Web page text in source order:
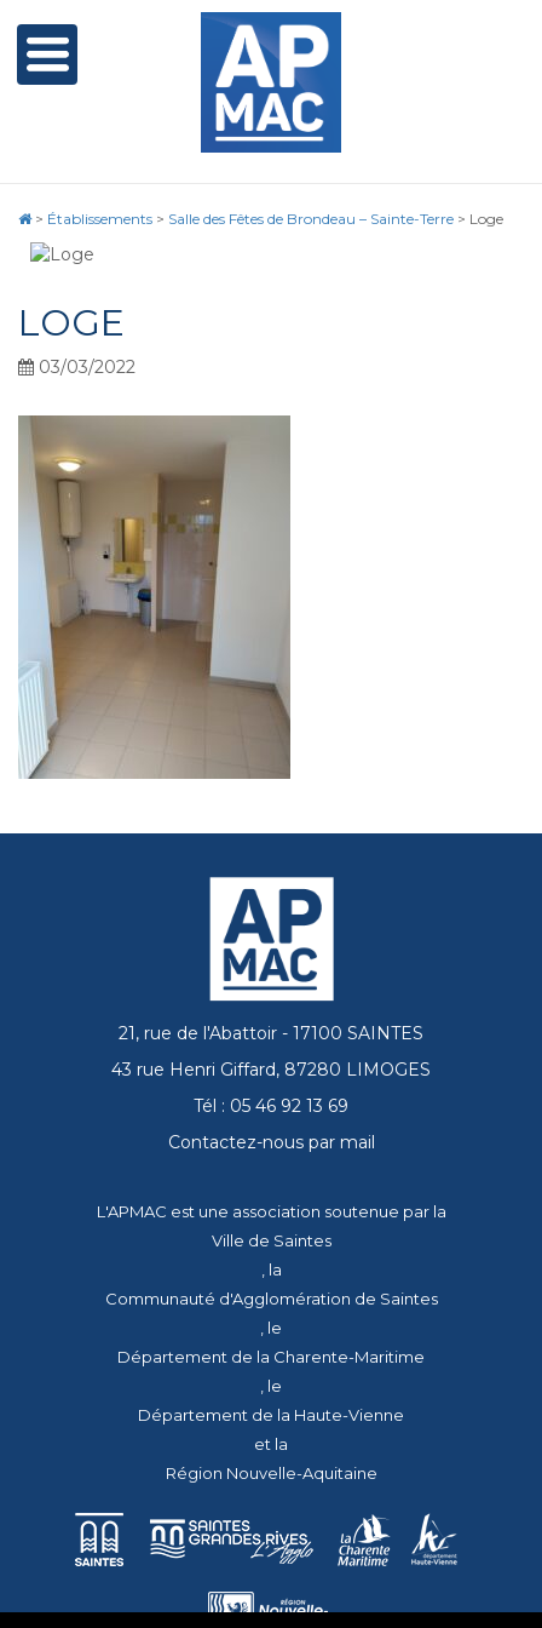
> Établissements > Salle des Fêtes de Brondeau – Sainte-Terre > Loge
LOGE
03/03/2022
21, rue de l'Abattoir - 17100 SAINTES
43 rue Henri Giffard, 87280 LIMOGES
Tél : 05 46 92 13 69
Contactez-nous par mail
L'APMAC est une association soutenue par la
Ville de Saintes
, la
Communauté d'Agglomération de Saintes
, le
Département de la Charente-Maritime
, le
Département de la Haute-Vienne
et la
Région Nouvelle-Aquitaine